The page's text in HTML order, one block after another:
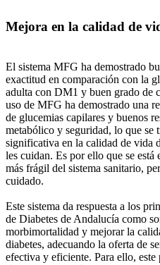
Mejora en la calidad de
El sistema MFG ha demostrado
exactitud en comparación con la
adulta con DM1 y buen grado de
uso de MFG ha demostrado una
de glucemias capilares y buenos
metabólico y seguridad, lo que se
significativa en la calidad de vida
les cuidan. Es por ello que se
más frágil del sistema sanitario,
cuidado.
Este sistema da respuesta a los
de Diabetes de Andalucía como
morbimortalidad y mejorar la
diabetes, adecuando la oferta de
efectiva y eficiente. Para ello, este